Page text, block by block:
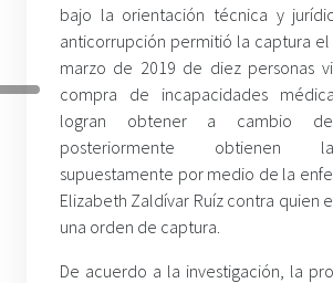
bajo la orientación técnica y
anticorrupción permitió la captura el
marzo de 2019 de diez personas
compra de incapacidades
logran obtener a cambio
posteriormente obtienen
supuestamente por medio de la
Elizabeth Zaldívar Ruíz contra quien
una orden de captura.
De acuerdo a la investigación, la